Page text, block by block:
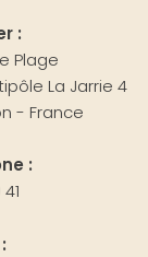
:
Plage
La Jarrie 4
- France
: